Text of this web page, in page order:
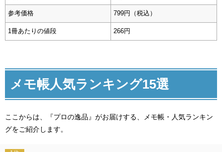
参考価格 799円（税込）
1冊あたりの値段 266円
メモ帳人気ランキング15選
ここからは、『プロの逸品』がお届けする、メモ帳・人気ランキン
グをご紹介します。